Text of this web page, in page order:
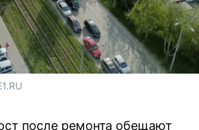
после ремонта обещают